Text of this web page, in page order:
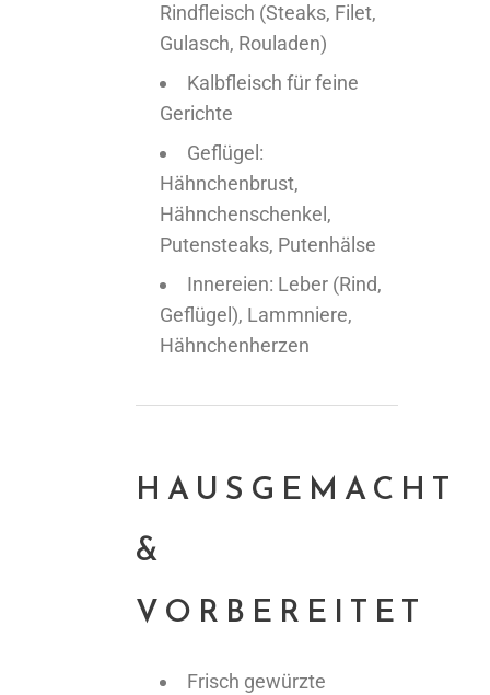
Rindfleisch (Steaks, Filet,
Gulasch, Rouladen)
Kalbfleisch für feine
Gerichte
Geflügel:
Hähnchenbrust,
Hähnchenschenkel,
Putensteaks, Putenhälse
Innereien: Leber (Rind,
Geflügel), Lammniere,
Hähnchenherzen
HAUSGEMACHT
&
VORBEREITET
Frisch gewürzte